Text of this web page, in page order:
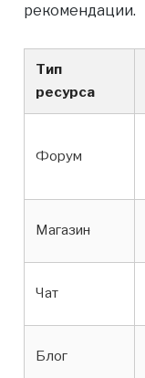
рекомендации.
Тип
ресурса
Форум
Магазин
Чат
Блог